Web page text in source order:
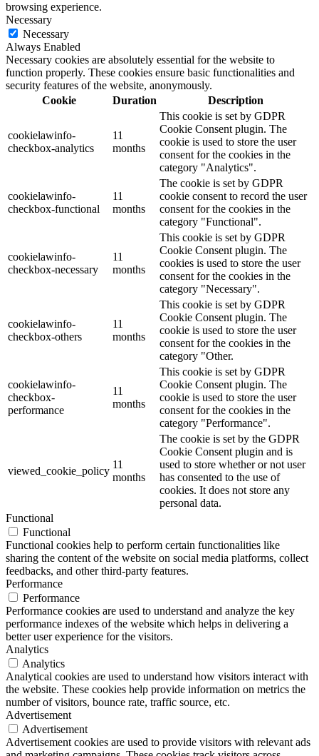
browsing experience.
Necessary
Necessary
Always Enabled
Necessary cookies are absolutely essential for the website to
function properly. These cookies ensure basic functionalities and
security features of the website, anonymously.
Cookie
Duration Description
cookielawinfo-
checkbox-analytics
11
months
This cookie is set by GDPR
Cookie Consent plugin. The
cookie is used to store the user
consent for the cookies in the
category "Analytics".
cookielawinfo-
checkbox-functional
11
months
The cookie is set by GDPR
cookie consent to record the user
consent for the cookies in the
category "Functional".
cookielawinfo-
checkbox-necessary
11
months
This cookie is set by GDPR
Cookie Consent plugin. The
cookies is used to store the user
consent for the cookies in the
category "Necessary".
cookielawinfo-
checkbox-others
11
months
This cookie is set by GDPR
Cookie Consent plugin. The
cookie is used to store the user
consent for the cookies in the
category "Other.
cookielawinfo-
checkbox-
performance
11
months
This cookie is set by GDPR
Cookie Consent plugin. The
cookie is used to store the user
consent for the cookies in the
category "Performance".
viewed_cookie_policy
11
months
The cookie is set by the GDPR
Cookie Consent plugin and is
used to store whether or not user
has consented to the use of
cookies. It does not store any
personal data.
Functional
Functional
Functional cookies help to perform certain functionalities like
sharing the content of the website on social media platforms, collect
feedbacks, and other third-party features.
Performance
Performance
Performance cookies are used to understand and analyze the key
performance indexes of the website which helps in delivering a
better user experience for the visitors.
Analytics
Analytics
Analytical cookies are used to understand how visitors interact with
the website. These cookies help provide information on metrics the
number of visitors, bounce rate, traffic source, etc.
Advertisement
Advertisement
Advertisement cookies are used to provide visitors with relevant ads